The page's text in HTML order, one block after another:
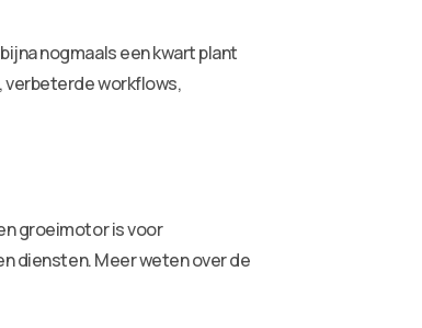
nogmaals een kwart plant
verbeterde workflows,
groeimotor is voor
diensten. Meer weten over de